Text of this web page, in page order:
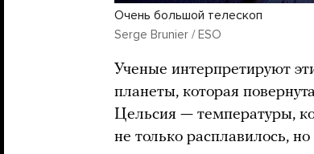
Очень большой телескоп
Serge Brunier / ESO
Ученые интерпретируют
планеты, которая
Цельсия — температуры,
не только расплавилось,